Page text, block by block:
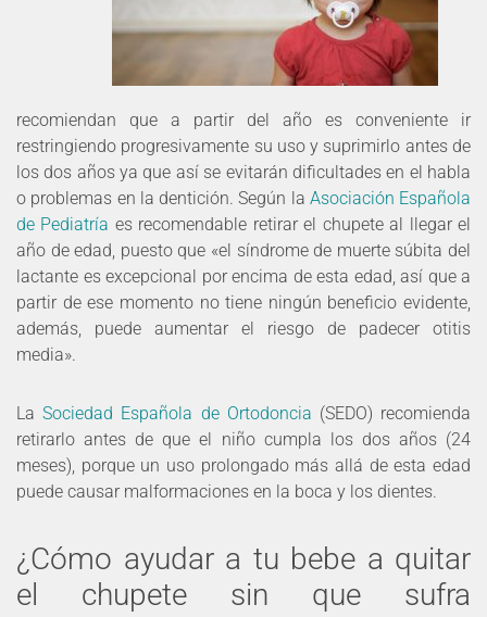
recomiendan que a partir del año es conveniente ir
restringiendo progresivamente su uso y suprimirlo antes de
los dos años ya que así se evitarán dificultades en el habla
o problemas en la dentición. Según la Asociación Española
de Pediatría es recomendable retirar el chupete al llegar el
año de edad, puesto que «el síndrome de muerte súbita del
lactante es excepcional por encima de esta edad, así que a
partir de ese momento no tiene ningún beneficio evidente,
además, puede aumentar el riesgo de padecer otitis
media».
LaSociedad Española de Ortodoncia (SEDO) recomienda
retirarlo antes de que el niño cumpla los dos años (24
meses), porque un uso prolongado más allá de esta edad
puede causar malformaciones en la boca y los dientes.
¿Cómo ayudar a tu bebe a quitar
el chupete sin que sufra